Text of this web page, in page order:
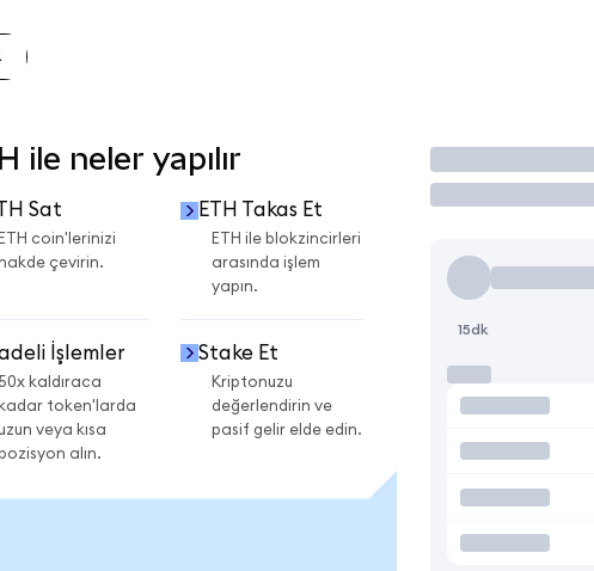
ile neler yapılır
Sat
ETH coin'lerinizi
çevirin.
ETH Takas Et
ETH ile blokzincirleri
arasında işlem
yapın.
İşlemler
50x kaldıraca
kadar token'larda
veya kısa
alın.
Stake Et
Kriptonuzu
değerlendirin ve
pasif gelir elde edin.
İşlem Yap
15dk